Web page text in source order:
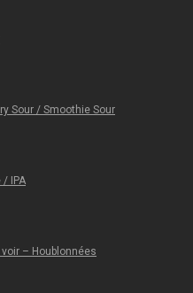
Sour / Smoothie Sour
/ IPA
voir – Houblonnées